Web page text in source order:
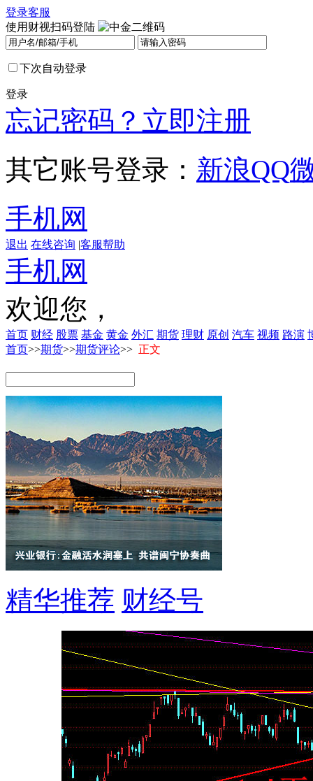
登录客服
使用财视扫码登陆
下次自动登录
登录
忘记密码？ 立即注册
其它账号登录： 新浪QQ
手机网
退出 在线咨询 |客服帮助
手机网
欢迎您，
首页 财经 股票 基金 黄金 外汇 期货 理财 原创 汽车 视频 路演
首页>>期货>>期货评论>> 正文
精华推荐 财经号